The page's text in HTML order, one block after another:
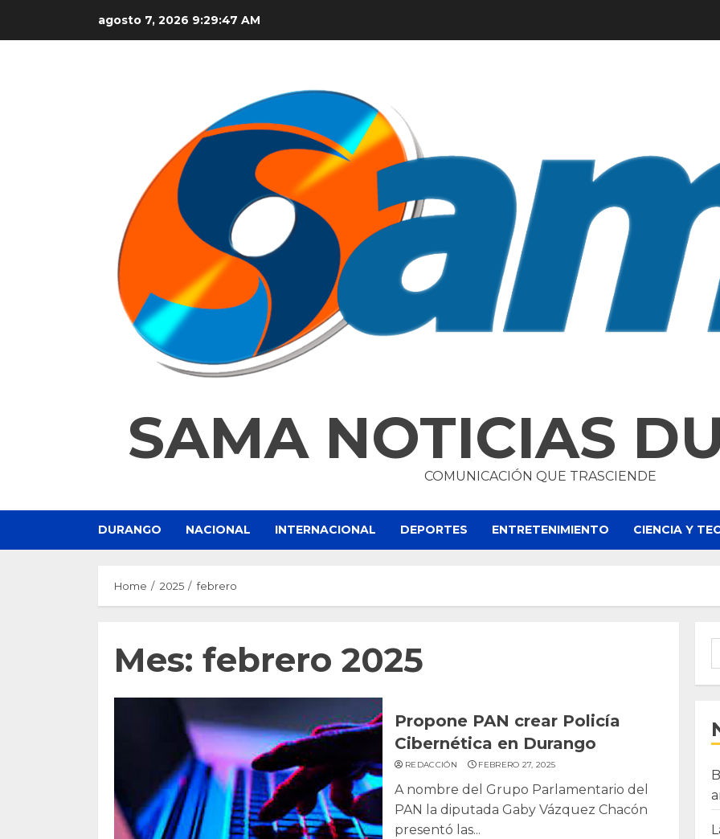
agosto 7, 2026 9:29:48 AM
SAMA NOTICIAS
COMUNICACIÓN QUE TRASCIENDE
DURANGO NACIONAL INTERNACIONAL DEPORTES ENTRETENIMIENTO CIENCIA Y
Home 2025 febrero
Mes: febrero 2025
Propone PAN crear Policía
Cibernética en Durango
REDACCIÓN FEBRERO 27, 2025
A nombre del Grupo Parlamentario del
PAN la diputada Gaby Vázquez Chacón
presentó las...